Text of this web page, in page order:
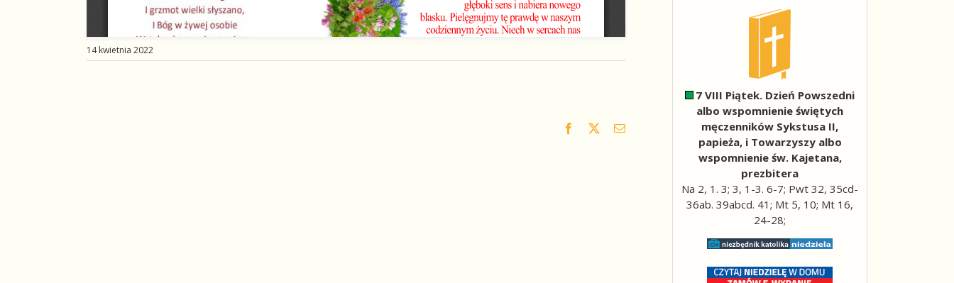
14 kwietnia 2022
Facebook Email
7 VIII Piątek. Dzień Powszedni
albo wspomnienie świętych
męczenników Sykstusa II,
papieża, i Towarzyszy albo
wspomnienie św. Kajetana,
prezbitera
Na 2, 1. 3; 3, 1-3. 6-7; Pwt 32, 35cd-
36ab. 39abcd. 41; Mt 5, 10; Mt 16,
24-28;